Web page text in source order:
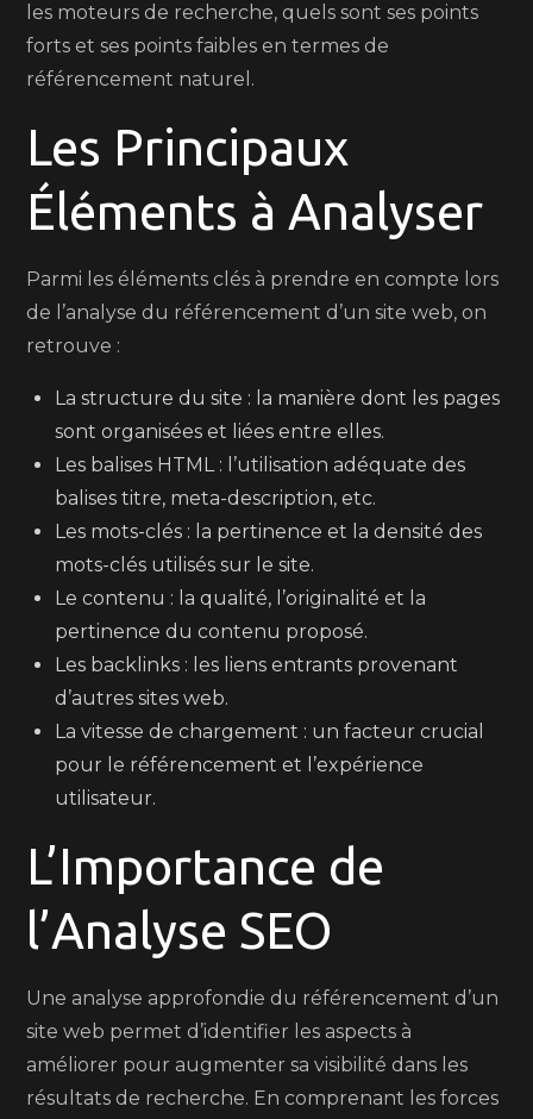
les moteurs de recherche, quels sont ses points
forts et ses points faibles en termes de
référencement naturel.
Les Principaux
Éléments à Analyser
Parmi les éléments clés à prendre en compte lors
de l’analyse du référencement d’un site web, on
retrouve :
La structure du site : la manière dont les pages
sont organisées et liées entre elles.
Les balises HTML : l’utilisation adéquate des
balises titre, meta-description, etc.
Les mots-clés : la pertinence et la densité des
mots-clés utilisés sur le site.
Le contenu : la qualité, l’originalité et la
pertinence du contenu proposé.
Les backlinks : les liens entrants provenant
d’autres sites web.
La vitesse de chargement : un facteur crucial
pour le référencement et l’expérience
utilisateur.
L’Importance de
l’Analyse SEO
Une analyse approfondie du référencement d’un
site web permet d’identifier les aspects à
améliorer pour augmenter sa visibilité dans les
résultats de recherche. En comprenant les forces